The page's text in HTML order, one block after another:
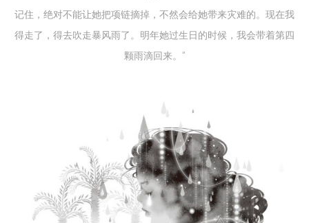
记住，绝对不能让她把项链摘掉，不然会给她带来灾难的。现在我
得走了，得去吹走暴风雨了。明年她过生日的时候，我会带着第四
颗雨滴回来。”